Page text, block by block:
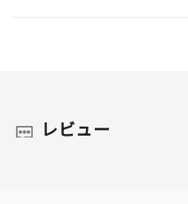
レビュー